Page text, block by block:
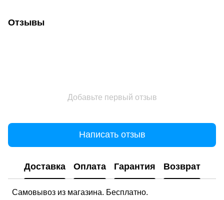
Отзывы
Добавьте первый отзыв
Написать отзыв
Доставка Оплата Гарантия Возврат
Самовывоз из магазина. Бесплатно.